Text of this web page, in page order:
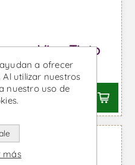
- Vino Tinto
IVA incl.
a ofrecer
Al utilizar nuestros
nuestro uso de
más